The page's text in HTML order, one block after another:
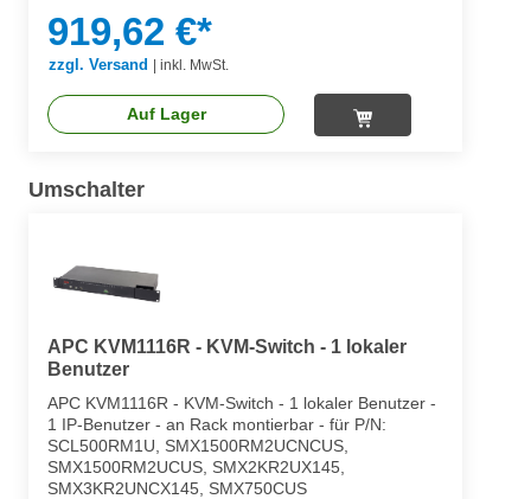
SMX3KR2UNCX145, SMX750C, SMX750CNC,
SMX750CUS
919,62 €*
zzgl. Versand inkl. MwSt.
Auf Lager
Umschalter
APC KVM1116R - KVM-Switch - 1 lokaler
Benutzer
APC KVM1116R - KVM-Switch - 1 lokaler Benutzer -
1 IP-Benutzer - an Rack montierbar - für P/N:
SCL500RM1U, SMX1500RM2UCNCUS,
SMX1500RM2UCUS, SMX2KR2UX145,
SMX3KR2UNCX145, SMX750CUS